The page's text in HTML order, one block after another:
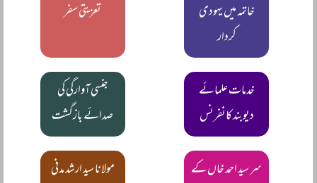
خاتمہ میں یہودی
کردار
تعزیتی سفر
خدمات علمائے
دیوبند کانفرنس
جنسی آوارگی کی
صدائے بازگشت
سر سید احمد خاں کے
مولانا سید ارشد مدنی